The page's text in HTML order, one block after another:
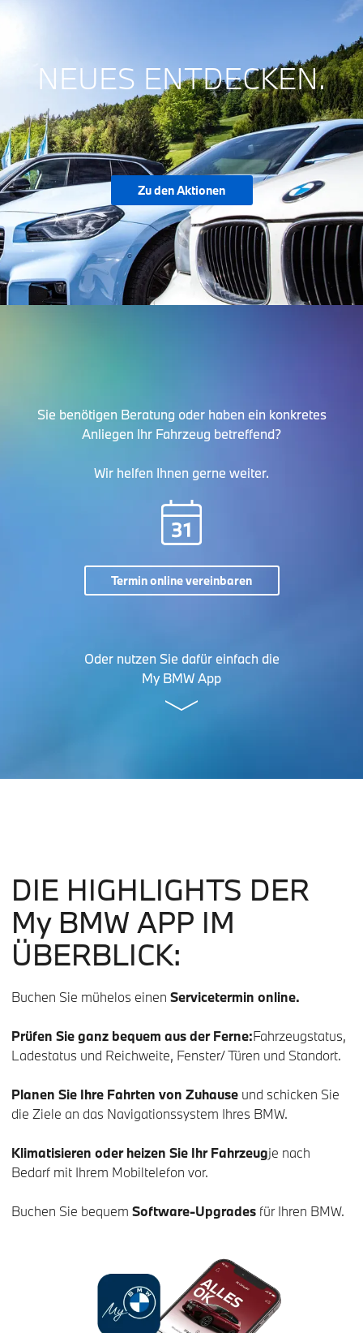
NEUES ENTDECKEN.
Zu den Aktionen
Sie benötigen Beratung oder haben ein konkretes
Anliegen Ihr Fahrzeug betreffend?
Wir helfen Ihnen gerne weiter.
Termin online vereinbaren
Oder nutzen Sie dafür einfach die
My BMW App
DIE HIGHLIGHTS DER
MyBMW APP IM
ÜBERBLICK:
Buchen Sie mühelos einen Servicetermin online.
Prüfen Sie ganz bequem aus der Ferne:Fahrzeugstatus,
Ladestatus und Reichweite, Fenster/ Türen und Standort.
Planen Sie Ihre Fahrten von Zuhause und schicken Sie
die Ziele an das Navigationssystem Ihres BMW.
Klimatisieren oder heizen Sie Ihr Fahrzeugje nach
Bedarf mit Ihrem Mobiltelefon vor.
Buchen Sie bequem Software-Upgrades für Ihren BMW.